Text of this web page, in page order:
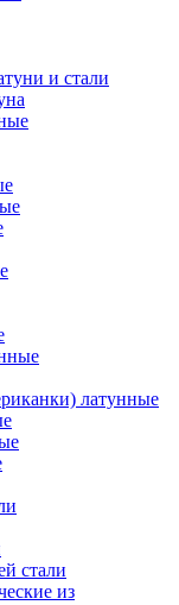
и стали
латунные
стали
из